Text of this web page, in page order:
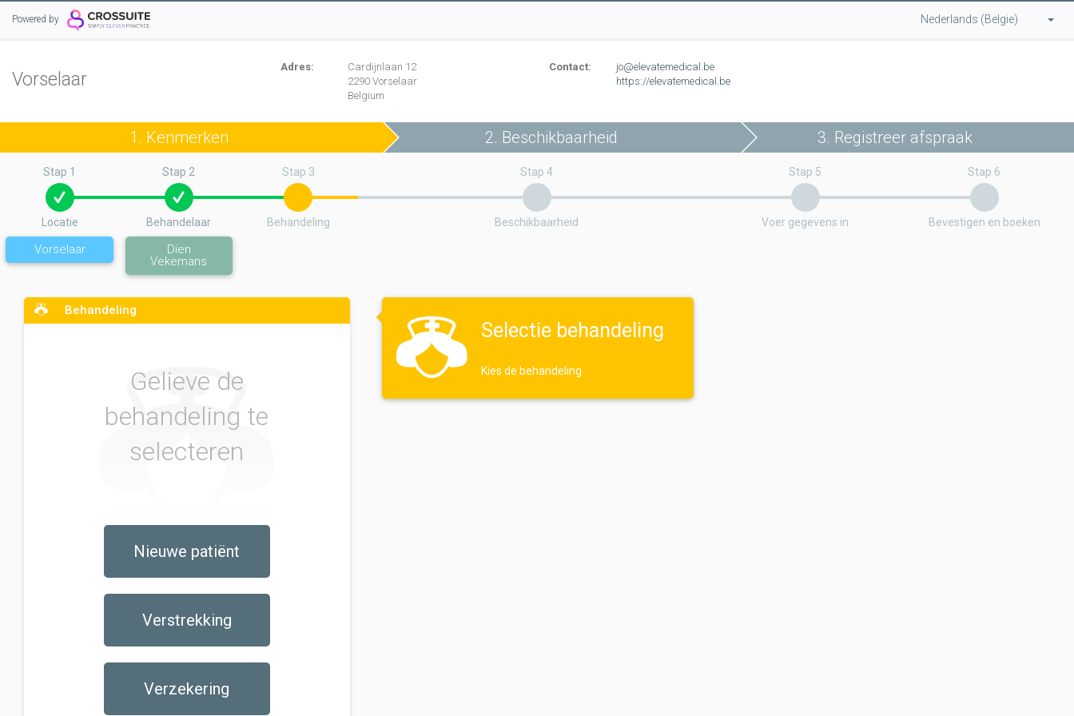
Powered by Nederlands (Belgie)
Vorselaar
Adres: Cardijnlaan 12
2290 Vorselaar
Belgium
Contact:
jo@elevatemedical.be
https://elevatemedical.be
1. Kenmerken 2. Beschikbaarheid 3. Registreer afspraak
Stap 1
Locatie
Vorselaar
Stap 2
Behandelaar
Dien
Vekemans
Stap 3
Behandeling
Stap 4
Beschikbaarheid
Stap 5
Voer gegevens in
Stap 6
Bevestigen en boeken
Behandeling
Gelieve de
behandeling te
selecteren
Nieuwe patiënt
Verstrekking
Verzekering
Selectie behandeling
Kies de behandeling